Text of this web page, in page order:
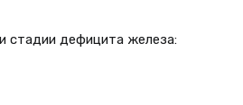
дефицита железа: